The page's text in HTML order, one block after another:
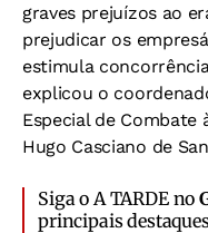
graves prejuízos ao
prejudicar os
estimula
explicou o
Especial de Combate
Hugo Casciano de
Siga o A TARDE no
principais